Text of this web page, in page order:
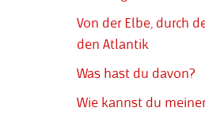
Von der Elbe, durch
den Atlantik
Was hast du davon?
Wie kannst du